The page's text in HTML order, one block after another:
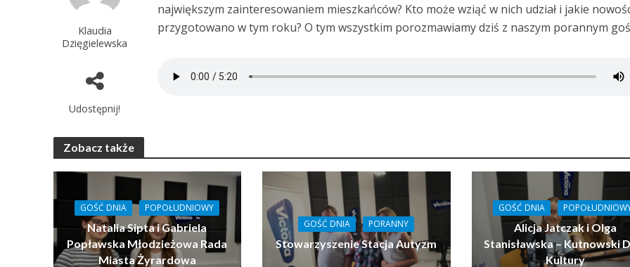
Klaudia
Dzięgielewska
Udostępnij!
największym zainteresowaniem mieszkańców? Kto może wziąć w nich udział i jakie
przygotowano w tym roku? O tym wszystkim porozmawiamy dziś z naszym porannym
Zobacz także
GOŚĆ DNIA POPOŁUDNIOWY
Natalia Sipta i Gabriela
Popławska Młodzieżowa Rada
Miasta Żyrardowa
GOŚĆ DNIA PORANNY
Stowarzyszenie Stacja Autyzm
GOŚĆ DNIA
Alicja Jatczak i Olga
Stanisławska – Kutnowski
Kultury